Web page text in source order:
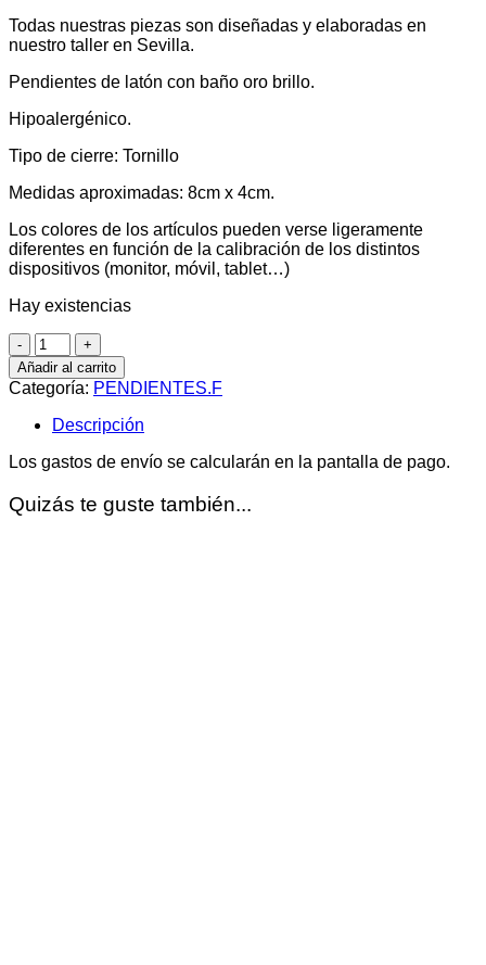
Todas nuestras piezas son diseñadas y elaboradas en
nuestro taller en Sevilla.
Pendientes de latón con baño oro brillo.
Hipoalergénico.
Tipo de cierre: Tornillo
Medidas aproximadas: 8cm x 4cm.
Los colores de los artículos pueden verse ligeramente
diferentes en función de la calibración de los distintos
dispositivos (monitor, móvil, tablet…)
Hay existencias
Pendientes
Temple
Coral
cantidad
Añadir al carrito
Categoría: PENDIENTES.F
Descripción
Los gastos de envío se calcularán en la pantalla de pago.
Quizás te guste también...